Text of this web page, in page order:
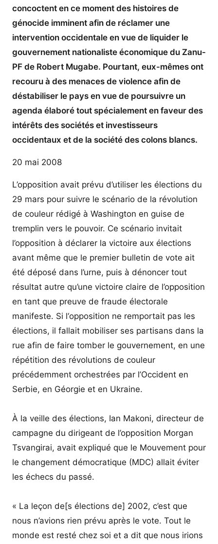
concoctent en ce moment des histoires de
génocide imminent afin de réclamer une
intervention occidentale en vue de liquider le
gouvernement nationaliste économique du Zanu-
PF de Robert Mugabe. Pourtant, eux-mêmes ont
recouru à des menaces de violence afin de
déstabiliser le pays en vue de poursuivre un
agenda élaboré tout spécialement en faveur des
intérêts des sociétés et investisseurs
occidentaux et de la société des colons blancs.
20 mai 2008
L’opposition avait prévu d’utiliser les élections du
29 mars pour suivre le scénario de la révolution
de couleur rédigé à Washington en guise de
tremplin vers le pouvoir. Ce scénario invitait
l’opposition à déclarer la victoire aux élections
avant même que le premier bulletin de vote ait
été déposé dans l’urne, puis à dénoncer tout
résultat autre qu’une victoire claire de l’opposition
en tant que preuve de fraude électorale
manifeste. Si l‘opposition ne remportait pas les
élections, il fallait mobiliser ses partisans dans la
rue afin de faire tomber le gouvernement, en une
répétition des révolutions de couleur
précédemment orchestrées par l’Occident en
Serbie, en Géorgie et en Ukraine.
À la veille des élections, Ian Makoni, directeur de
campagne du dirigeant de l’opposition Morgan
Tsvangirai, avait expliqué que le Mouvement pour
le changement démocratique (MDC) allait éviter
les échecs du passé.
« La leçon de[s élections de] 2002, c’est que
nous n’avions rien prévu après le vote. Tout le
monde est resté chez soi et a dit que nous irions